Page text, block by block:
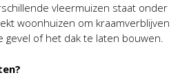
vleermuizen staat onder
woonhuizen om kraamverblijven
gevel of het dak te laten bouwen.